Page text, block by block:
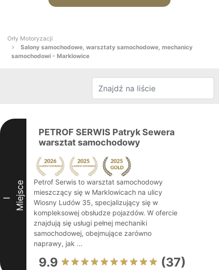
Orły Motoryzacji
Salony samochodowe, warsztaty samochodowe, mechanicy
samochodowi - Marklowice
I Miejsce
PETROF SERWIS Patryk Sewera
warsztat samochodowy
Petrof Serwis to warsztat samochodowy
mieszczący się w Marklowicach na ulicy
Wiosny Ludów 35, specjalizujący się w
kompleksowej obsłudze pojazdów. W ofercie
znajdują się usługi pełnej mechaniki
samochodowej, obejmujące zarówno
naprawy, jak ...
9.9 (37)